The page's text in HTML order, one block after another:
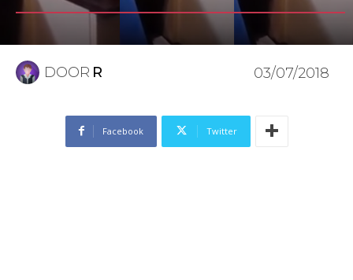
DOOR R 03/07/2018
Facebook Twitter